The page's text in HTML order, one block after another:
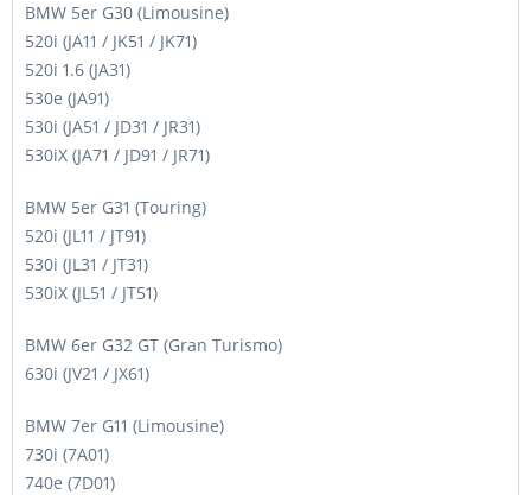
BMW 5er G30 (Limousine)
520i (JA11 / JK51 / JK71)
520i 1.6 (JA31)
530e (JA91)
530i (JA51 / JD31 / JR31)
530iX (JA71 / JD91 / JR71)
BMW 5er G31 (Touring)
520i (JL11 / JT91)
530i (JL31 / JT31)
530iX (JL51 / JT51)
BMW 6er G32 GT (Gran Turismo)
630i (JV21 / JX61)
BMW 7er G11 (Limousine)
730i (7A01)
740e (7D01)